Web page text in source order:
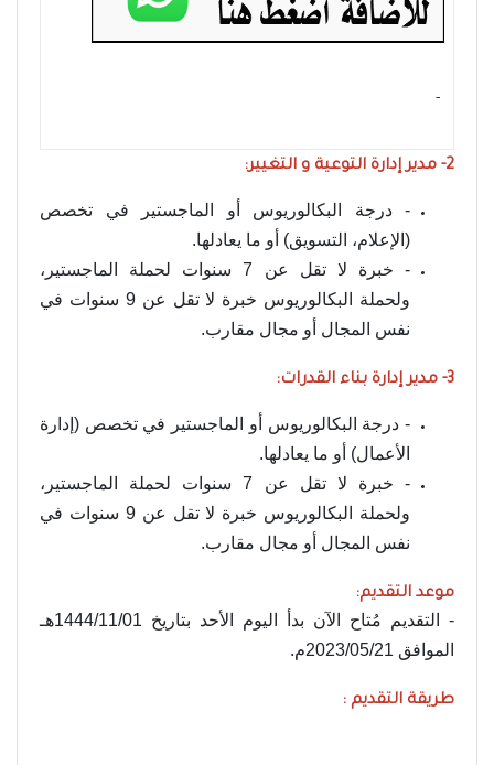
- ‏
2- مدير إدارة التوعية و التغيير:
- درجة البكالوريوس أو الماجستير في تخصص
(الإعلام، التسويق) أو ما يعادلها.
- خبرة لا تقل عن 7 سنوات لحملة الماجستير،
ولحملة البكالوريوس خبرة لا تقل عن 9 سنوات في
نفس المجال أو مجال مقارب.
3- مدير إدارة بناء القدرات:
- درجة البكالوريوس أو الماجستير في تخصص (إدارة
الأعمال) أو ما يعادلها.
- خبرة لا تقل عن 7 سنوات لحملة الماجستير،
ولحملة البكالوريوس خبرة لا تقل عن 9 سنوات في
نفس المجال أو مجال مقارب.
موعد التقديم:
- التقديم مُتاح الآن بدأ اليوم الأحد بتاريخ 1444/11/01هـ
الموافق 2023/05/21م.
طريقة التقديم :